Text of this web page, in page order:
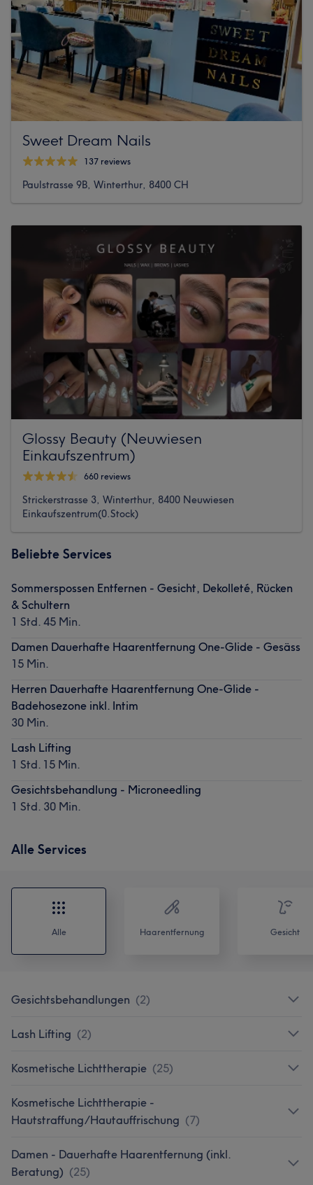
Sweet Dream Nails
137 reviews
Paulstrasse 9B, Winterthur, 8400 CH
Glossy Beauty (Neuwiesen
Einkaufszentrum)
660 reviews
Strickerstrasse 3, Winterthur, 8400 Neuwiesen
Einkaufszentrum(0.Stock)
Beliebte Services
Sommerspossen Entfernen - Gesicht, Dekolleté, Rücken
& Schultern
1 Std. 45 Min.
Damen Dauerhafte Haarentfernung One-Glide - Gesäss
15 Min.
Herren Dauerhafte Haarentfernung One-Glide -
Badehosezone inkl. Intim
30 Min.
Lash Lifting
1 Std. 15 Min.
Gesichtsbehandlung - Microneedling
1 Std. 30 Min.
Alle Services
Alle Haarentfernung Gesicht
Gesichtsbehandlungen (2)
Lash Lifting (2)
Kosmetische Lichttherapie (25)
Kosmetische Lichttherapie -
Hautstraffung/Hautauffrischung (7)
Damen - Dauerhafte Haarentfernung (inkl.
Beratung) (25)